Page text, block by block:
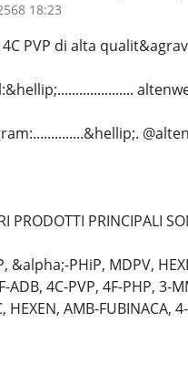
18:23
PVP di alta
PRODOTTI PRINCIPALI
&alpha;-PHiP, MDPV,
ADB, 4C-PVP, 4F-PHP, 3-
HEXEN, AMB-FUBINACA,